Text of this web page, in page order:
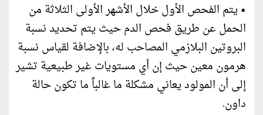
• يتم الفحص الأول خلال الأشهر الأولى الثلاثة من
الحمل عن طريق فحص الدم حيث يتم تحديد نسبة
البروتين البلازمي المصاحب له، بالإضافة لقياس نسبة
هرمون معين حيث إن أي مستويات غير طبيعية تشير
إلى أن المولود يعاني مشكلة ما غالباً ما تكون حالة
داون.